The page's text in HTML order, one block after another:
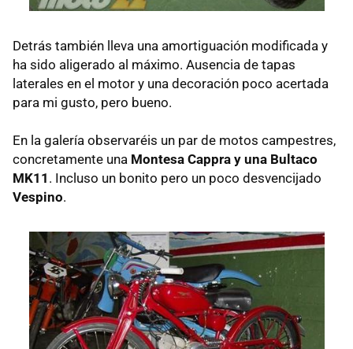
Detrás también lleva una amortiguación modificada y
ha sido aligerado al máximo. Ausencia de tapas
laterales en el motor y una decoración poco acertada
para mi gusto, pero bueno.
En la galería observaréis un par de motos campestres,
concretamente una Montesa Cappra y una Bultaco
MK11 . Incluso un bonito pero un poco desvencijado
Vespino.